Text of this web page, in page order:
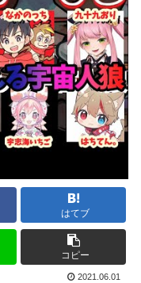
はてブ
コピー
2021.06.01